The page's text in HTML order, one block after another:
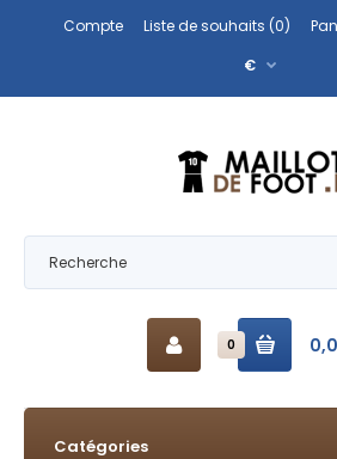
Compte Liste de souhaits (0)
€
0
Catégories